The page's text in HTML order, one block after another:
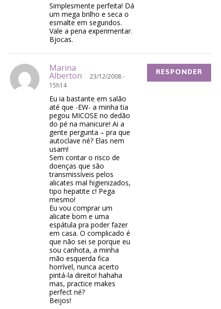
Simplesmente perfeita! Dá
um mega brilho e seca o
esmalte em segundos.
Vale a pena experimentar.
Bjocas.
Marina
Alberton
23/12/2008 -
15h14
Eu ia bastante em salão
até que -EW- a minha tia
pegou MICOSE no dedão
do pé na manicure! Ai a
gente pergunta – pra que
autoclave né? Elas nem
usam!
Sem contar o risco de
doenças que são
transmissíveis pelos
alicates mal higienizados,
tipo hepatite c! Pega
mesmo!
Eu vou comprar um
alicate bom e uma
espátula pra poder fazer
em casa. O complicado é
que não sei se porque eu
sou canhota, a minha
mão esquerda fica
horrível, nunca acerto
pintá-la direito! hahaha
mas, practice makes
perfect né?
Beijos!
RESPONDER